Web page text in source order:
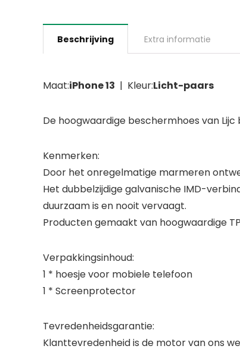
Beschrijving Extra informatie
Maat:iPhone 13 | Kleur:Licht-paars
De hoogwaardige beschermhoes van
Kenmerken:
Door het onregelmatige marmeren
Het dubbelzijdige galvanische IMD-
duurzaam is en nooit vervaagt.
Producten gemaakt van hoogwaardige
Verpakkingsinhoud:
1 * hoesje voor mobiele telefoon
1 * Screenprotector
Tevredenheidsgarantie:
Klanttevredenheid is de motor van ons